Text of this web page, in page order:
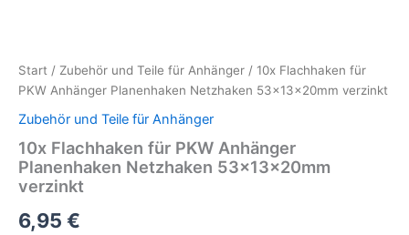
Start / Zubehör und Teile für Anhänger / 10x Flachhaken für
PKW Anhänger Planenhaken Netzhaken 53x13x20mm verzinkt
Zubehör und Teile für Anhänger
10x Flachhaken für PKW Anhänger
Planenhaken Netzhaken 53x13x20mm
verzinkt
6,95 €